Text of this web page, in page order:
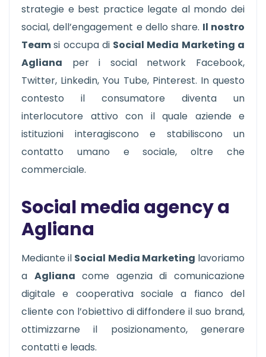
strategie e best practice legate al mondo dei
social, dell’engagement e dello share. Il nostro
Teamsi occupa di Social Media Marketing a
Agliana per i social network Facebook,
Twitter, Linkedin, You Tube, Pinterest. In questo
contesto il consumatore diventa un
interlocutore attivo con il quale aziende e
istituzioni interagiscono e stabiliscono un
contatto umano e sociale, oltre che
commerciale.
Social media agency a
Agliana
Mediante il Social Media Marketing lavoriamo
a Agliana come agenzia di comunicazione
digitale e cooperativa sociale a fianco del
cliente con l’obiettivo di diffondere il suo brand,
ottimizzarne il posizionamento, generare
contatti e leads.